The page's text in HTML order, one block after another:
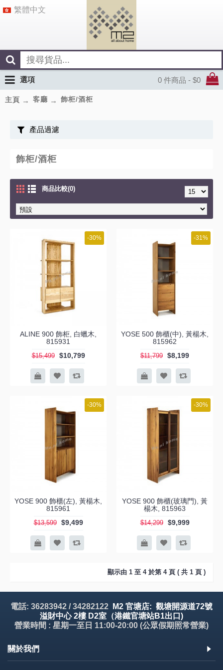
繁體中文
0 件商品 - $0
選項
主頁 客廳 飾柜/酒柜
產品過濾
飾柜/酒柜
商品比較(0)
-30%
ALINE 900 飾柜, 白蠟木,
815931
$15,499 $10,799
-31%
YOSE 500 飾櫃(中), 黃楊木,
815962
$11,799 $8,199
-30%
YOSE 900 飾櫃(左), 黃楊木,
815961
$13,599 $9,499
-30%
YOSE 900 飾櫃(玻璃門), 黃
楊木, 815963
$14,299 $9,999
顯示由 1 至 4 於第 4 頁 ( 共 1 頁 )
電話: 36283942 / 34282122
M2 官塘店: 觀塘開源道72號
溢財中心 2樓 D2室（港鐵官塘站B1出口)
營業時間 : 星期一至日 11:00-20:00 (公眾假期照常營業)
關於我們